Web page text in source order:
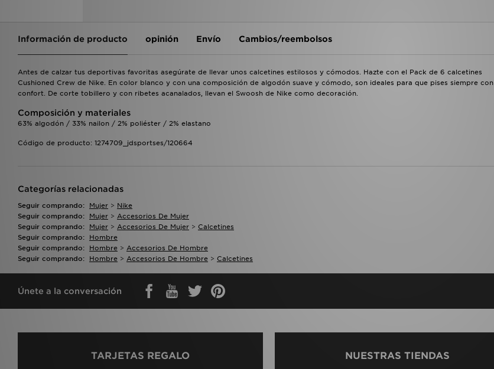
Información de producto opinión Envío Cambios/reembolsos
Antes de calzar tus deportivas favoritas asegúrate de llevar unos calcetines estilosos y cómodos. Hazte con el Pack de 6 calcetines
Cushioned Crew de Nike. En color blanco y con una composición de algodón suave y cómodo, son ideales para que pises siempre con
confort. De corte tobillero y con ribetes acanalados, llevan el Swoosh de Nike como decoración.
Composición y materiales
63% algodón / 33% nailon / 2% poliéster / 2% elastano
Código de producto: 1274709_jdsportses/120664
Categorías relacionadas
Seguir comprando: Mujer > Nike
Seguir comprando:
Mujer > Accesorios De Mujer
Seguir comprando:
Mujer > Accesorios De Mujer > Calcetines
Seguir comprando:
Hombre
Seguir comprando:
Hombre > Accesorios De Hombre
Seguir comprando:
Hombre > Accesorios De Hombre > Calcetines
Únete a la conversación
TARJETAS REGALO NUESTRAS TIENDAS